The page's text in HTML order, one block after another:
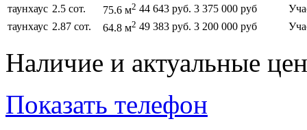
таунхаус 2.5 сот. 75.6 м2 44 643 руб. 3 375 000 руб
таунхаус 2.87 сот. 64.8 м2 49 383 руб. 3 200 000 руб
Наличие и актуальные
Показать телефон